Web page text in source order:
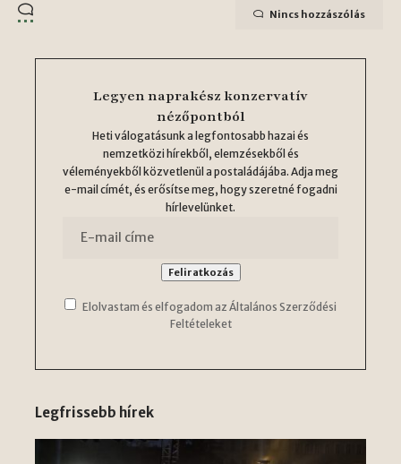
Nincs hozzászólás
Legyen naprakész konzervatív
nézőpontból
Heti válogatásunk a legfontosabb hazai és
nemzetközi hírekből, elemzésekből és
véleményekből közvetlenül a postaládájába. Adja meg
e-mail címét, és erősítse meg, hogy szeretné fogadni
hírlevelünket.
Elolvastam és elfogadom az Általános Szerződési
Feltételeket
Legfrissebb hírek